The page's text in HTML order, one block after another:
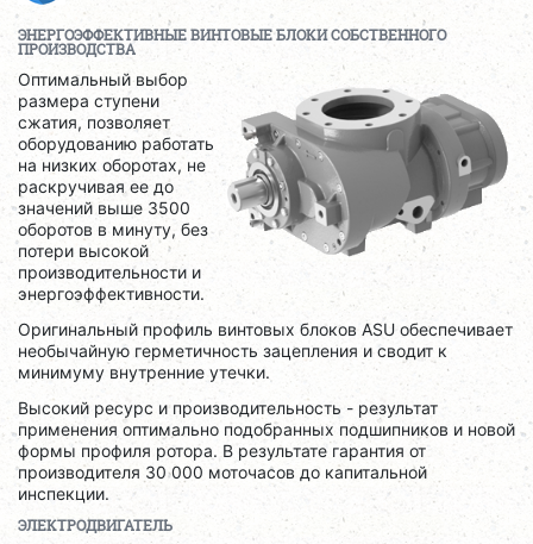
ЭНЕРГОЭФФЕКТИВНЫЕ ВИНТОВЫЕ БЛОКИ СОБСТВЕННОГО
ПРОИЗВОДСТВА
Оптимальный выбор
размера ступени
сжатия, позволяет
оборудованию работать
на низких оборотах, не
раскручивая ее до
значений выше 3500
оборотов в минуту, без
потери высокой
производительности и
энергоэффективности.
Оригинальный профиль винтовых блоков ASU обеспечивает
необычайную герметичность зацепления и сводит к
минимуму внутренние утечки.
Высокий ресурс и производительность - результат
применения оптимально подобранных подшипников и новой
формы профиля ротора. В результате гарантия от
производителя 30 000 моточасов до капитальной
инспекции.
ЭЛЕКТРОДВИГАТЕЛЬ